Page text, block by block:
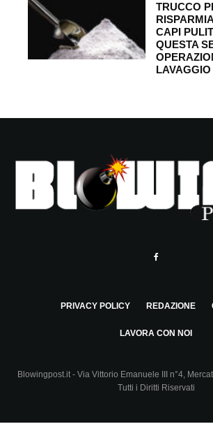
TRUCCO
CAPI
QUESTA
LAVAGGIO
PRIVACY POLICY REDAZIONE
LAVORA CON NOI
Blowingpost.it - Via Vittorio Emanuele III n°4,
Tutti i Diritti Riservati